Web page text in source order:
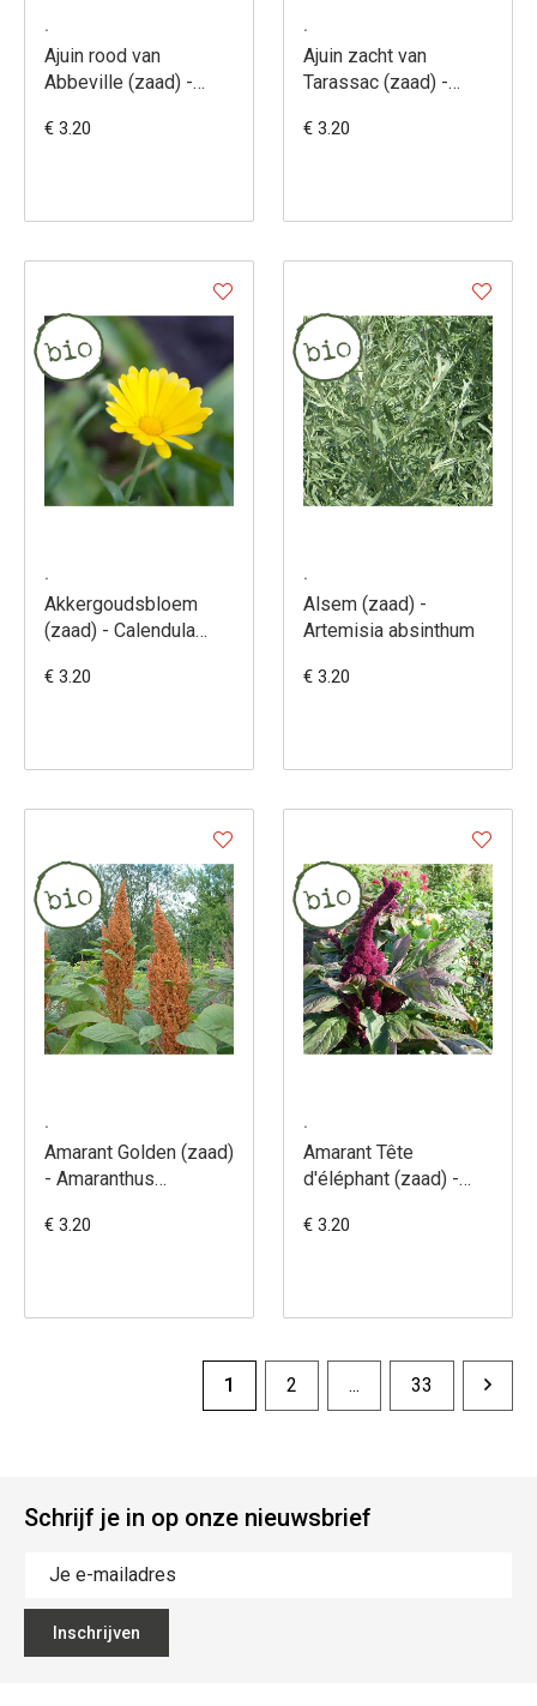
.
Ajuin rood van
Abbeville (zaad) -
€ 3.20
.
Ajuin zacht van
Tarassac (zaad) -
€ 3.20
.
Akkergoudsbloem
(zaad) - Calendula
€ 3.20
.
Alsem (zaad) -
Artemisia absinthum
€ 3.20
.
Amarant Golden (zaad)
- Amaranthus
€ 3.20
.
Amarant Tête
d'éléphant (zaad) -
gangeticus
€ 3.20
1 2 ... 33
Schrijf je in op onze nieuwsbrief
Inschrijven